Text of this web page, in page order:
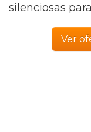
silenciosas
Ver